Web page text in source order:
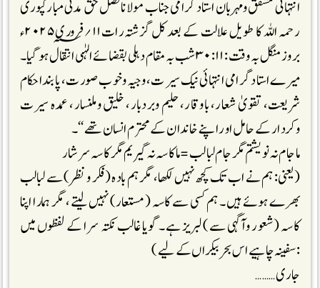
انتہائی مشفق ومہربان استاد گرامی جناب مولانا فضل حق مدنی مبارکپوری
رحمہ اللہ کا طویل علالت کے بعد کل گزشتہ رات۱۱ ؍فروری۲۰۲۵؁ء
بروز منگل بہ وقت :۳۰:۱۱ شب بہ مقام دہلی بقضائے الہٰی انتقال ہوگیا۔
میرے استاد گرامی انتہائی نیک سیرت، وجیہ وخوب صورت، پابنداحکام
شریعت، تقویٰ شعار، باوقار، حلیم وبردبار، خلیق وملنسار، عمدہ سیرت
وکردار کے حامل اور اپنے خاندان کے محترم انسان تھے‘‘۔
ما جام نہ نویشتم مگر جام لبالب = ما کاسہ نہ گیریم مگر کاسہ سرشار
(یعنی: ہم نے اب تک کچھ نہیں لکھا، مگر ہم بادہ (فکر ونظر) سے لبالب
بھرے ہوئے ہیں۔ ہم کسی سے کاسہ (مستعار) نہیں لیتے، مگر ہمارا اپنا
کاسہ (شعور وآگہی سے) لبریز ہے۔ گویا غالب نکتہ سرا کے لفظوں میں
:سفینہ چاہیے اس بحر بیکراں کے لیے)
جاری ………